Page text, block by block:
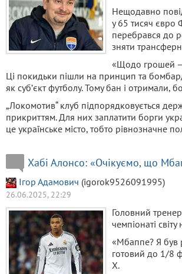
Нещодавно
у 65 тисяч євро
перебрався до
зняти
«Щодо грошей —
Ці покидьки пішли на принцип та
як субʼєкт футболу. Тому бан і отримали,
„Локомотив“ клуб підпорядковується
прикриттям. Для них заплатити борги
це українське місто, тобто рівнозначне
Хабі Алонсо: «Очікуємо, що
Ігор Адамович (igorok9526091995)
26.06.2025, 22:29
Головний
чемпіонаті
«Мбаппе? Я був
готовий до 1/8
X.